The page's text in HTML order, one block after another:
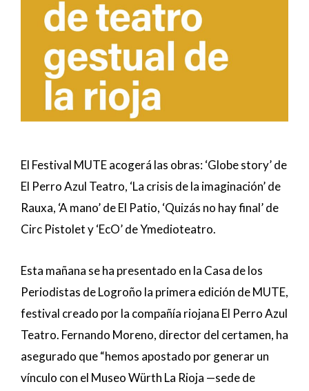
El Festival MUTE acogerá las obras: ‘Globe story’ de
El Perro Azul Teatro, ‘La crisis de la imaginación’ de
Rauxa, ‘A mano’ de El Patio, ‘Quizás no hay final’ de
Circ Pistolet y ‘EcO’ de Ymedioteatro.
Esta mañana se ha presentado en la Casa de los
Periodistas de Logroño la primera edición de MUTE,
festival creado por la compañía riojana El Perro Azul
Teatro. Fernando Moreno, director del certamen, ha
asegurado que “hemos apostado por generar un
vínculo con el Museo Würth La Rioja —sede de